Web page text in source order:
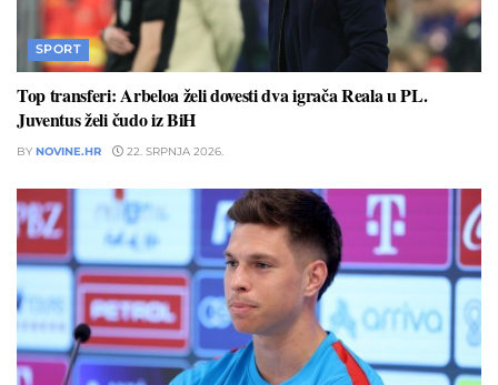
SPORT
Top transferi: Arbeloa želi dovesti dva igrača Reala u PL.
Juventus želi čudo iz BiH
BY NOVINE.HR 22. SRPNJA 2026.